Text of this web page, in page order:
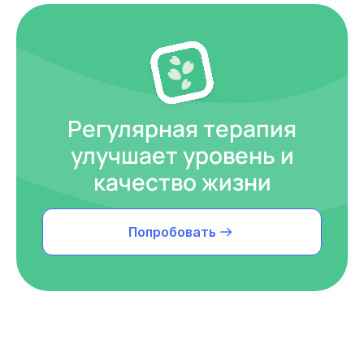
Регулярная терапия
улучшает уровень и
качество жизни
Попробовать